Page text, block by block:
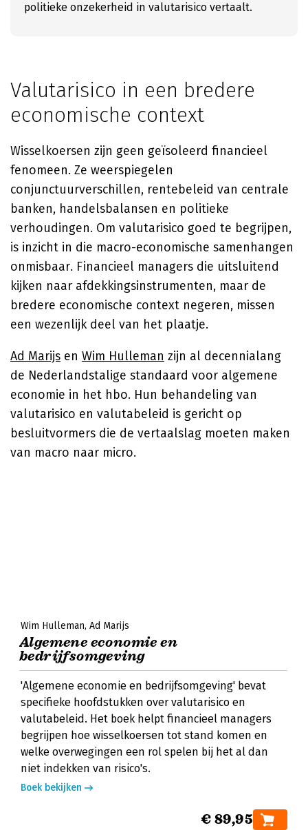
politieke onzekerheid in valutarisico vertaalt.
Valutarisico in een bredere
economische context
Wisselkoersen zijn geen geïsoleerd financieel
fenomeen. Ze weerspiegelen
conjunctuurverschillen, rentebeleid van centrale
banken, handelsbalansen en politieke
verhoudingen. Om valutarisico goed te begrijpen,
is inzicht in die macro-economische samenhangen
onmisbaar. Financieel managers die uitsluitend
kijken naar afdekkingsinstrumenten, maar de
bredere economische context negeren, missen
een wezenlijk deel van het plaatje.
Ad Marijs en Wim Hulleman zijn al decennialang
de Nederlandstalige standaard voor algemene
economie in het hbo. Hun behandeling van
valutarisico en valutabeleid is gericht op
besluitvormers die de vertaalslag moeten maken
van macro naar micro.
Wim Hulleman Ad Marijs
Algemene economie en
bedrijfsomgeving
'Algemene economie en bedrijfsomgeving' bevat
specifieke hoofdstukken over valutarisico en
valutabeleid. Het boek helpt financieel managers
begrijpen hoe wisselkoersen tot stand komen en
welke overwegingen een rol spelen bij het al dan
niet indekken van risico's.
Boek bekijken
€ 89,95